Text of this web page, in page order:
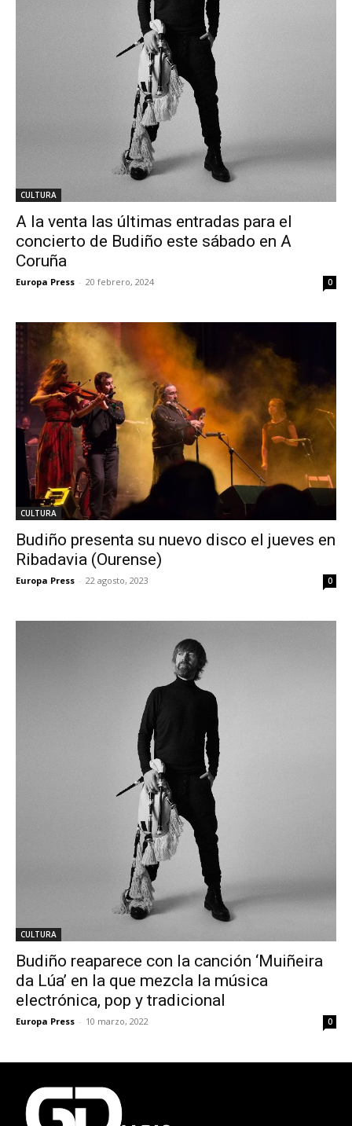
CULTURA
A la venta las últimas entradas para el
concierto de Budiño este sábado en A
Coruña
Europa Press - 20 febrero, 2024 0
CULTURA
Budiño presenta su nuevo disco el jueves en
Ribadavia (Ourense)
Europa Press - 22 agosto, 2023 0
CULTURA
Budiño reaparece con la canción ‘Muiñeira
da Lúa’ en la que mezcla la música
electrónica, pop y tradicional
Europa Press - 10 marzo, 2022 0